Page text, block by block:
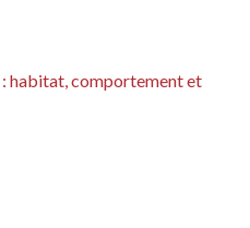
habitat, comportement et